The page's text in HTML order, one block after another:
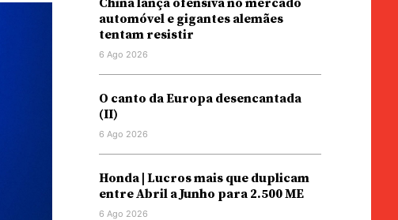
China lança ofensiva no mercado
automóvel e gigantes alemães
tentam resistir
6 Ago 2026
O canto da Europa desencantada
(II)
6 Ago 2026
Honda | Lucros mais que duplicam
entre Abril a Junho para 2.500 ME
6 Ago 2026